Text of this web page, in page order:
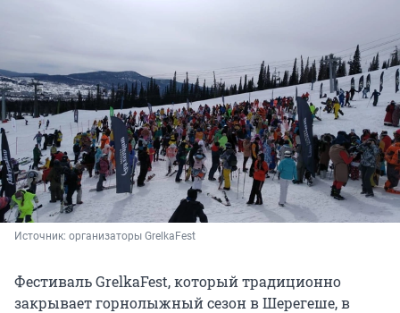
Источник: организаторы GrelkaFest
Фестиваль GrelkaFest, который традиционно
закрывает горнолыжный сезон в Шерегеше, в